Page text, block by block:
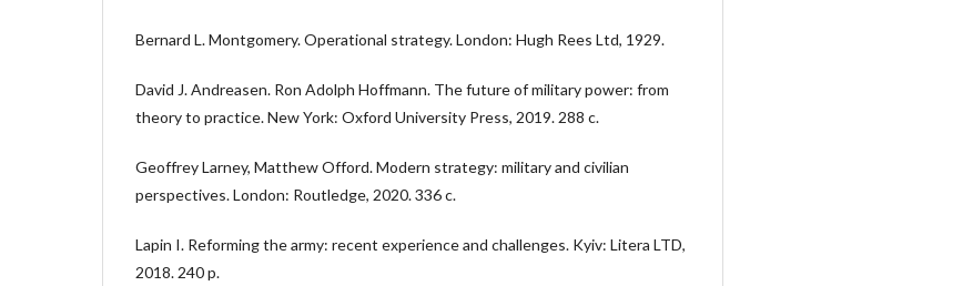
Bernard L. Montgomery. Operational strategy. London: Hugh Rees Ltd, 1929.
David J. Andreasen. Ron Adolph Hoffmann. The future of military power: from
theory to practice. New York: Oxford University Press, 2019. 288 c.
Geoffrey Larney, Matthew Offord. Modern strategy: military and civilian
perspectives. London: Routledge, 2020. 336 c.
Lapin I. Reforming the army: recent experience and challenges. Kyiv: Litera LTD,
2018. 240 p.